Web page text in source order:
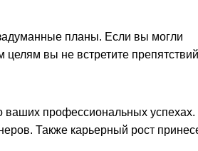
планы. Если вы могли
целям вы не встретите
профессиональных успехах.
Также карьерный рост